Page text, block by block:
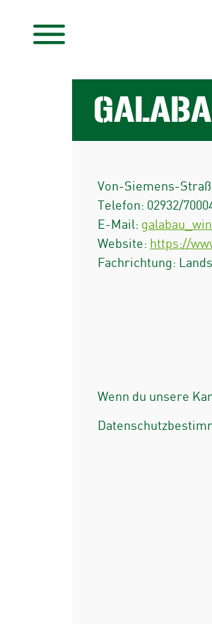
Von-Siemens-
Telefon: 02932/
E-Mail:
Website: https://
Fachrichtung:
Wenn du unsere